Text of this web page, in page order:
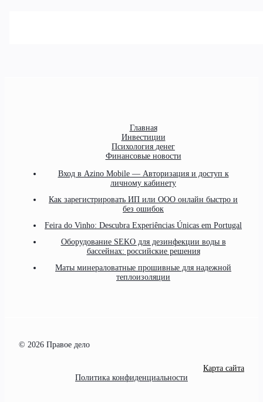
Главная
Инвестиции
Психология денег
Финансовые новости
Вход в Azino Mobile — Авторизация и доступ к
личному кабинету
Как зарегистрировать ИП или ООО онлайн быстро и
без ошибок
Feira do Vinho: Descubra Experiências Únicas em Portugal
Оборудование SEKO для дезинфекции воды в
бассейнах: российские решения
Маты минераловатные прошивные для надежной
теплоизоляции
© 2026 Правое дело
Карта сайта
Политика конфиденциальности